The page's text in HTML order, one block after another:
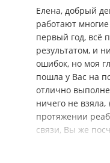
Елена, добрый
работают
первый год, всё
результатом, и
ошибок, но моя
пошла у Вас на
отлично
ничего не
протяжении
связи, Вы же
прошу